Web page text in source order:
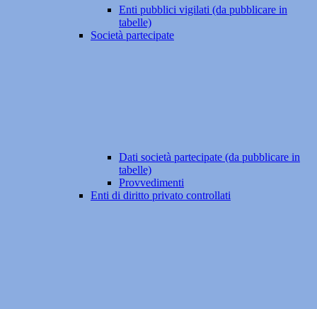
Enti pubblici vigilati (da pubblicare in
tabelle)
Società partecipate
Dati società partecipate (da pubblicare in
tabelle)
Provvedimenti
Enti di diritto privato controllati